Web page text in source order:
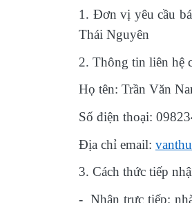
1. Đơn vị yêu cầu
Thái Nguyên
2. Thông tin liên hệ
Họ tên: Trần Văn
Số điện thoại:
Địa chỉ email:
3. Cách thức tiếp
- Nhận trực tiếp: